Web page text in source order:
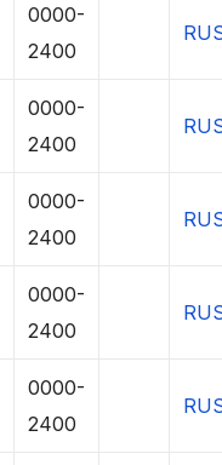
0000-
2400
0000-
2400
0000-
2400
0000-
2400
0000-
2400